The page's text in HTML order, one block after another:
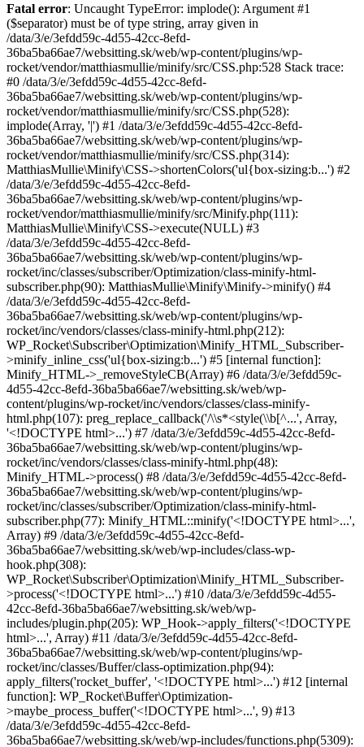
Fatal error: Uncaught TypeError: implode(): Argument #1
($separator) must be of type string, array given in
/data/3/e/3efdd59c-4d55-42cc-8efd-
36ba5ba66ae7/websitting.sk/web/wp-content/plugins/wp-
rocket/vendor/matthiasmullie/minify/src/CSS.php:528 Stack trace:
#0 /data/3/e/3efdd59c-4d55-42cc-8efd-
36ba5ba66ae7/websitting.sk/web/wp-content/plugins/wp-
rocket/vendor/matthiasmullie/minify/src/CSS.php(528):
implode(Array, '|') #1 /data/3/e/3efdd59c-4d55-42cc-8efd-
36ba5ba66ae7/websitting.sk/web/wp-content/plugins/wp-
rocket/vendor/matthiasmullie/minify/src/CSS.php(314):
MatthiasMullie\Minify\CSS->shortenColors('ul{box-sizing:b...') #2
/data/3/e/3efdd59c-4d55-42cc-8efd-
36ba5ba66ae7/websitting.sk/web/wp-content/plugins/wp-
rocket/vendor/matthiasmullie/minify/src/Minify.php(111):
MatthiasMullie\Minify\CSS->execute(NULL) #3
/data/3/e/3efdd59c-4d55-42cc-8efd-
36ba5ba66ae7/websitting.sk/web/wp-content/plugins/wp-
rocket/inc/classes/subscriber/Optimization/class-minify-html-
subscriber.php(90): MatthiasMullie\Minify\Minify->minify() #4
/data/3/e/3efdd59c-4d55-42cc-8efd-
36ba5ba66ae7/websitting.sk/web/wp-content/plugins/wp-
rocket/inc/vendors/classes/class-minify-html.php(212):
WP_Rocket\Subscriber\Optimization\Minify_HTML_Subscriber-
>minify_inline_css('ul{box-sizing:b...') #5 [internal function]:
Minify_HTML->_removeStyleCB(Array) #6 /data/3/e/3efdd59c-
4d55-42cc-8efd-36ba5ba66ae7/websitting.sk/web/wp-
content/plugins/wp-rocket/inc/vendors/classes/class-minify-
html.php(107): preg_replace_callback('/\\s*<style(\\b[^...', Array,
'<!DOCTYPE html>...') #7 /data/3/e/3efdd59c-4d55-42cc-8efd-
36ba5ba66ae7/websitting.sk/web/wp-content/plugins/wp-
rocket/inc/vendors/classes/class-minify-html.php(48):
Minify_HTML->process() #8 /data/3/e/3efdd59c-4d55-42cc-8efd-
36ba5ba66ae7/websitting.sk/web/wp-content/plugins/wp-
rocket/inc/classes/subscriber/Optimization/class-minify-html-
subscriber.php(77): Minify_HTML::minify('<!DOCTYPE html>...',
Array) #9 /data/3/e/3efdd59c-4d55-42cc-8efd-
36ba5ba66ae7/websitting.sk/web/wp-includes/class-wp-
hook.php(308):
WP_Rocket\Subscriber\Optimization\Minify_HTML_Subscriber-
>process('<!DOCTYPE html>...') #10 /data/3/e/3efdd59c-4d55-
42cc-8efd-36ba5ba66ae7/websitting.sk/web/wp-
includes/plugin.php(205): WP_Hook->apply_filters('<!DOCTYPE
html>...', Array) #11 /data/3/e/3efdd59c-4d55-42cc-8efd-
36ba5ba66ae7/websitting.sk/web/wp-content/plugins/wp-
rocket/inc/classes/Buffer/class-optimization.php(94):
apply_filters('rocket_buffer', '<!DOCTYPE html>...') #12 [internal
function]: WP_Rocket\Buffer\Optimization-
>maybe_process_buffer('<!DOCTYPE html>...', 9) #13
/data/3/e/3efdd59c-4d55-42cc-8efd-
36ba5ba66ae7/websitting.sk/web/wp-includes/functions.php(5309):